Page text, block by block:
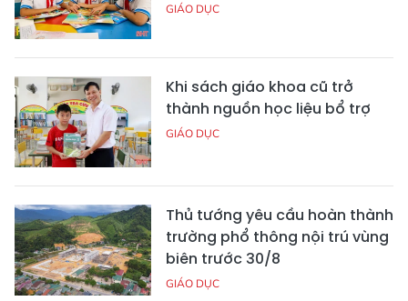
GIÁO DỤC
Khi sách giáo khoa cũ trở
thành nguồn học liệu bổ trợ
GIÁO DỤC
Thủ tướng yêu cầu hoàn thành
trường phổ thông nội trú vùng
biên trước 30/8
GIÁO DỤC